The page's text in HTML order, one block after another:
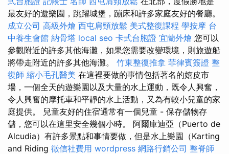
最友好的遊樂園，跳躍城堡，蹦床和許多家庭友好的餐廳。
成立公司 高級外燴 西屯肩頸放鬆 美式整復課程 學按摩 台
中養生會館 納骨塔 local seo 卡式台胞證 宜蘭外燴 您可以
參觀附近的許多其他海灘，如果您需要改變環境，則旅遊船
將帶走附近的許多其他海灘。 竹東整復推拿 菲律賓簽證 整
復師 縮小毛孔醫美 在這裡要做的事情包括著名的嬉皮市
場，一個全天的遊樂園以及大量的水上運動，既令人興奮，
令人興奮的摩托車和平靜的水上活動，又為有較小兒童的家
庭提供。 兒童友好的住宿通常有一個兒童 - 保存儲物存
儲，您可以在這里安全幾個小時。 阿爾庫迪亞（Puerto de
Alcudia）有許多景點和事情要做，但是水上樂園（Karting
and Riding 徵信社費用 wordpress 網路行銷公司 整脊師